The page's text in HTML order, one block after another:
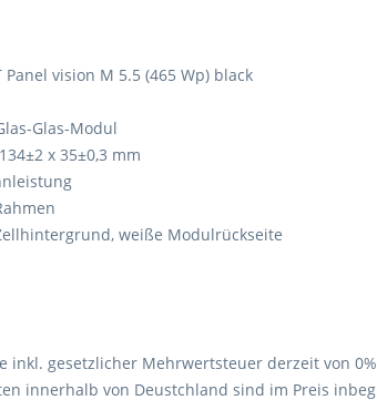
Panel vision M 5.5 (465 Wp) black
Glas-Modul
x 35±0,3 mm
weiße Modulrückseite
inkl. gesetzlicher Mehrwertsteuer derzeit von
innerhalb von Deustchland sind im Preis